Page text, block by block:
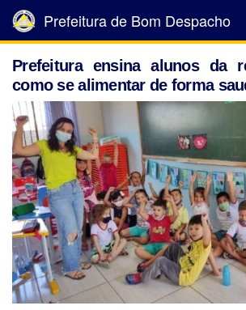
Prefeitura de Bom Despacho
Prefeitura ensina alunos da
como se alimentar de forma